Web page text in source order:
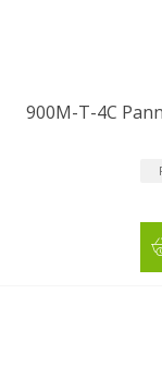
900M-T-4C